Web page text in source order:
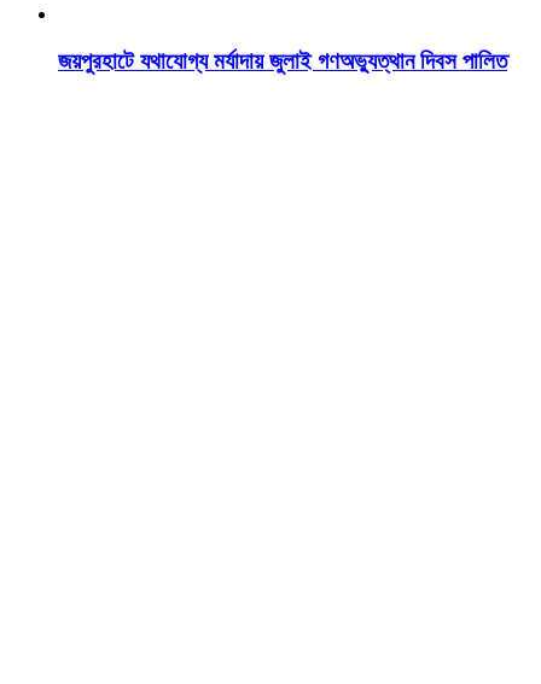
জয়পুরহাটে যথাযোগ্য মর্যাদায় জুলাই গণঅভ্যুত্থান দিবস পালিত